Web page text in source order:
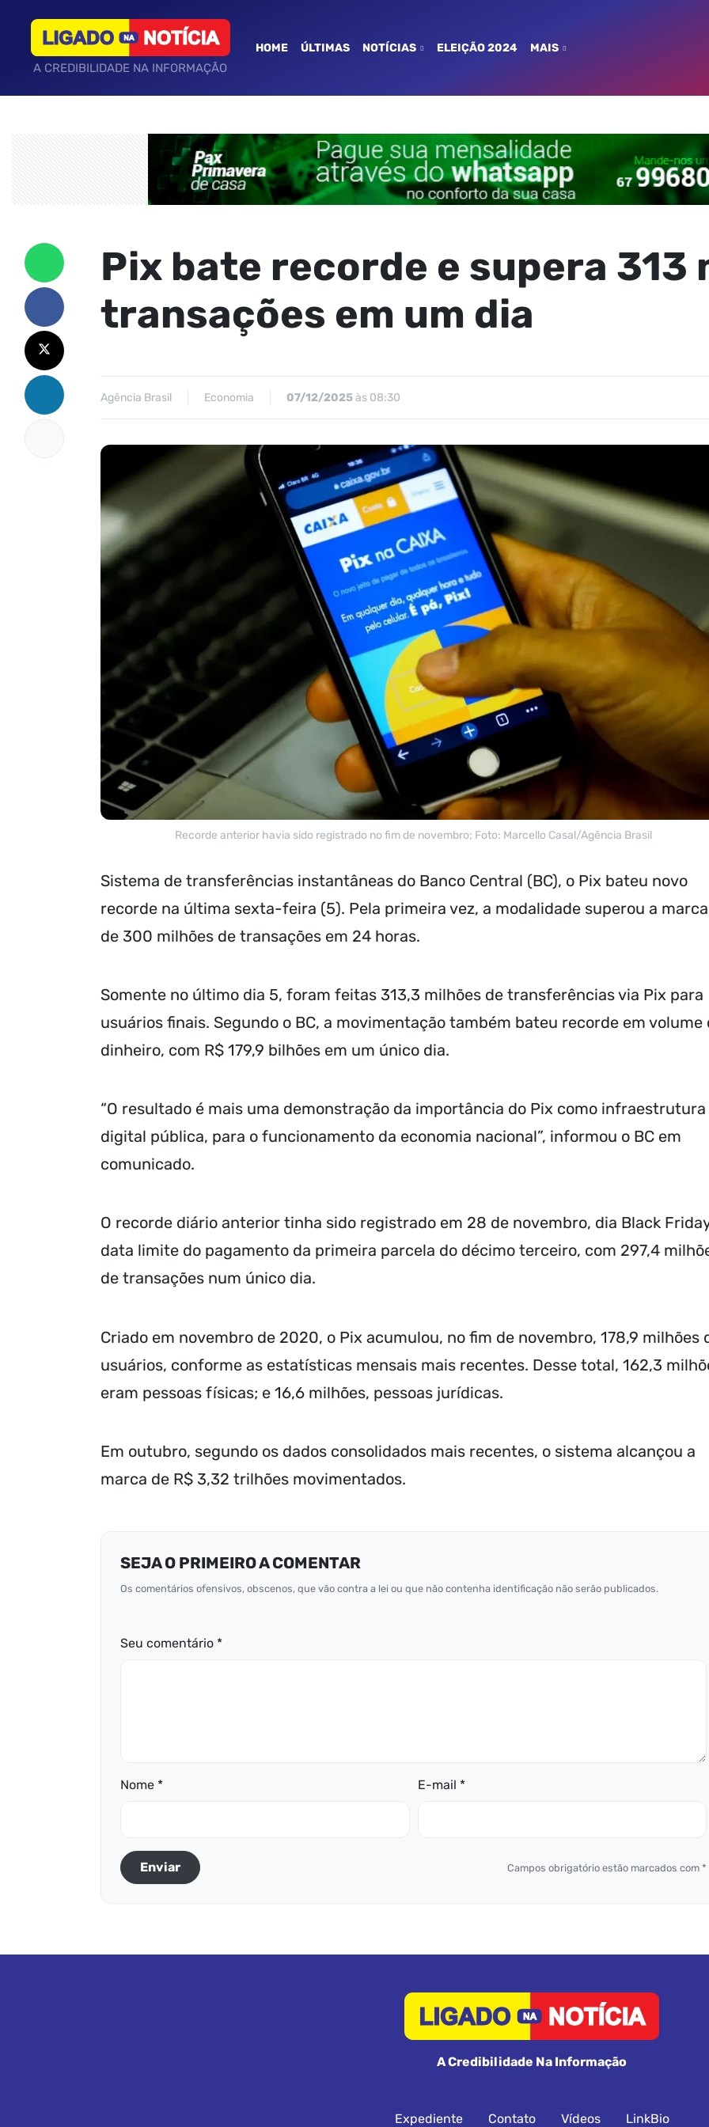
A CREDIBILIDADE NA INFORMAÇÃO
HOME ÚLTIMAS NOTÍCIAS ELEIÇÃO 2024 MAIS
Pix bate recorde e supera 313
transações em um dia
Agência Brasil Economia 07/12/2025às 08:30
Recorde anterior havia sido registrado no fim de novembro; Foto: Marcello Casal/Agência Brasil
Sistema de transferências instantâneas do Banco Central (BC), o Pix bateu novo
recorde na última sexta-feira (5). Pela primeira vez, a modalidade superou a marca
de 300 milhões de transações em 24 horas.
Somente no último dia 5, foram feitas 313,3 milhões de transferências via Pix para
usuários finais. Segundo o BC, a movimentação também bateu recorde em volume
dinheiro, com R$ 179,9 bilhões em um único dia.
“O resultado é mais uma demonstração da importância do Pix como infraestrutura
digital pública, para o funcionamento da economia nacional”, informou o BC em
comunicado.
O recorde diário anterior tinha sido registrado em 28 de novembro, dia Black
data limite do pagamento da primeira parcela do décimo terceiro, com 297,4
de transações num único dia.
Criado em novembro de 2020, o Pix acumulou, no fim de novembro, 178,9 milhões
usuários, conforme as estatísticas mensais mais recentes. Desse total, 162,3
eram pessoas físicas; e 16,6 milhões, pessoas jurídicas.
Em outubro, segundo os dados consolidados mais recentes, o sistema alcançou a
marca de R$ 3,32 trilhões movimentados.
SEJA O PRIMEIRO A COMENTAR
Os comentários ofensivos, obscenos, que vão contra a lei ou que não contenha identificação não serão publicados.
Seu comentário *
Nome * E-mail *
Enviar Campos obrigatório estão marcados com *
A Credibilidade Na Informação
Expediente Contato Vídeos LinkBio